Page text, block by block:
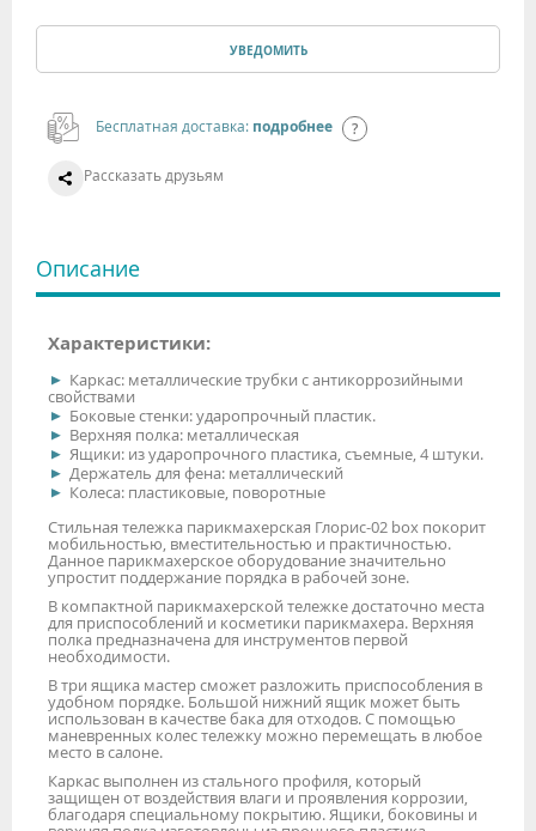
УВЕДОМИТЬ
Бесплатная доставка: подробнее
Рассказать друзьям
Описание
Характеристики:
Каркас: металлические трубки с антикоррозийными
свойствами
Боковые стенки: ударопрочный пластик.
Верхняя полка: металлическая
Ящики: из ударопрочного пластика, съемные, 4 штуки.
Держатель для фена: металлический
Колеса: пластиковые, поворотные
Стильная тележка парикмахерская Глорис-02 box покорит
мобильностью, вместительностью и практичностью.
Данное парикмахерское оборудование значительно
упростит поддержание порядка в рабочей зоне.
В компактной парикмахерской тележке достаточно места
для приспособлений и косметики парикмахера. Верхняя
полка предназначена для инструментов первой
необходимости.
В три ящика мастер сможет разложить приспособления в
удобном порядке. Большой нижний ящик может быть
использован в качестве бака для отходов. С помощью
маневренных колес тележку можно перемещать в любое
место в салоне.
Каркас выполнен из стального профиля, который
защищен от воздействия влаги и проявления коррозии,
благодаря специальному покрытию. Ящики, боковины и